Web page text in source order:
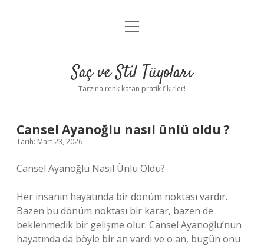
Anasayfa
Yasal Uyarı
menüyü
Saç ve Stil Tüyoları
Tarzına renk katan pratik fikirler!
Cansel Ayanoğlu nasıl ünlü oldu ?
Tarih: Mart 23, 2026
Cansel Ayanoğlu Nasıl Ünlü Oldu?
Her insanın hayatında bir dönüm noktası vardır.
Bazen bu dönüm noktası bir karar, bazen de
beklenmedik bir gelişme olur. Cansel Ayanoğlu’nun
hayatında da böyle bir an vardı ve o an, bugün onu